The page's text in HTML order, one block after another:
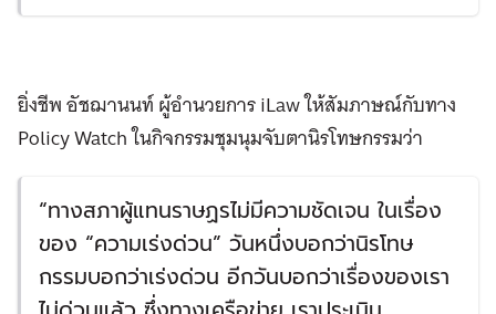
ยิ่งชีพ อัชฌานนท์ ผู้อำนวยการ iLaw ให้สัมภาษณ์กับทาง
Policy Watch ในกิจกรรมชุมนุมจับตานิรโทษกรรมว่า
“ทางสภาผู้แทนราษฏรไม่มีความชัดเจน ในเรื่อง
ของ “ความเร่งด่วน” วันหนึ่งบอกว่านิรโทษ
กรรมบอกว่าเร่งด่วน อีกวันบอกว่าเรื่องของเรา